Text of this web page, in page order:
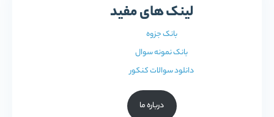
لینک های مفید
بانک جزوه
بانک نمونه سوال
دانلود سوالات کنکور
درباره ما